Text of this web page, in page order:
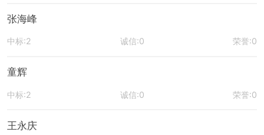
张海峰
中标:2 诚信:0 荣誉:0
童辉
中标:2 诚信:0 荣誉:0
王永庆